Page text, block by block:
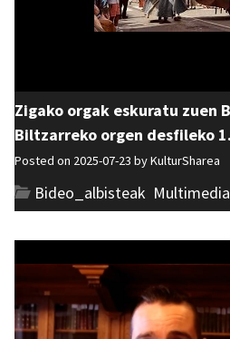
Zigako orgak eskuratu zuen
Biltzarreko orgen desfileko
Posted on 2025-07-23 byKulturSharea
Bideo_albisteak Multimedia